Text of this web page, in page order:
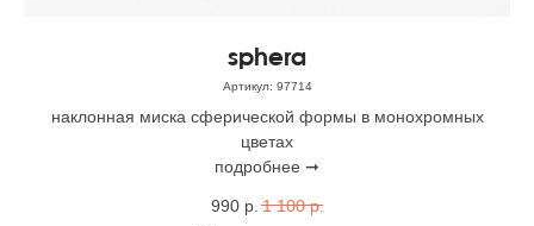
sphera
Артикул: 97714
наклонная миска сферической формы в монохромных
цветах
подробнее ➞
990 р. 1 100 р.